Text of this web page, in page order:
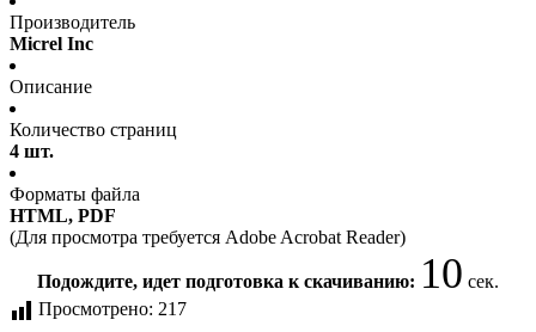
Производитель
Micrel Inc
Описание
Количество страниц
4 шт.
Форматы файла
HTML, PDF
(Для просмотра требуется Adobe Acrobat Reader)
Подождите, идет подготовка к скачиванию: 10 сек.
Просмотрено: 217